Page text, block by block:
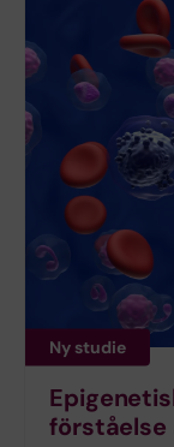
Ny studie
förståelse